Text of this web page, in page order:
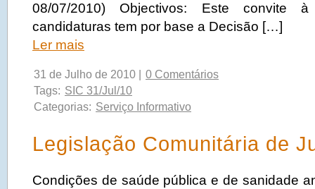
08/07/2010) Objectivos: Este convite
candidaturas tem por base a Decisão […]
Ler mais
31 de Julho de 2010 |
0 Comentários
Tags: SIC 31/Jul/10
Categorias: Serviço Informativo
Legislação Comunitária de
Condições de saúde pública e de sanidade